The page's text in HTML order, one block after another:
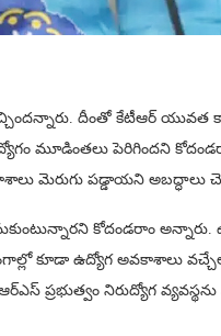
దీంతో కేటీఆర్ యువత
మూడింతలు పెరిగిందని
మెరుగు పడ్డాయని అబద్ధాలు
కోదండరాం అన్నారు.
కూడా ఉద్యోగ అవకాశాలు
ప్రభుత్వం నిరుద్యోగ